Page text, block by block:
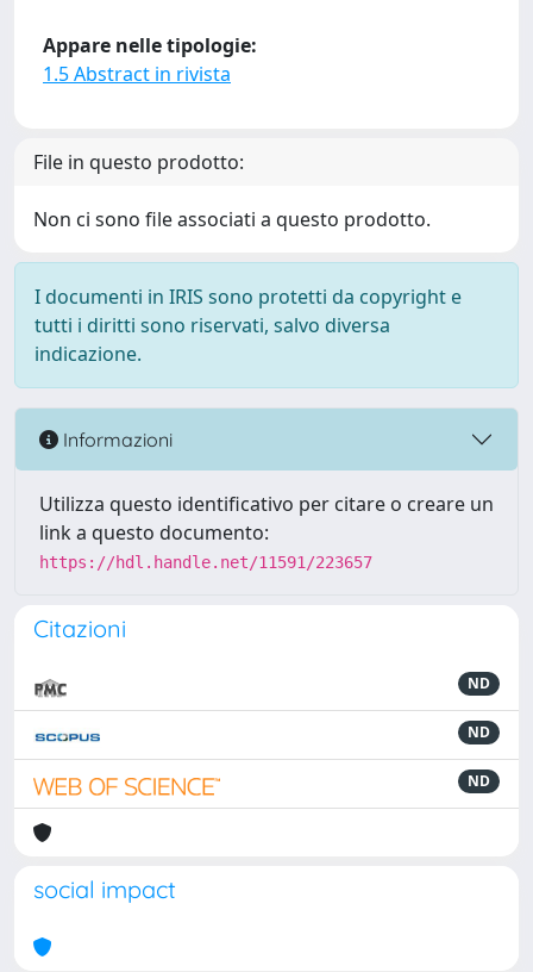
Appare nelle tipologie:
1.5 Abstract in rivista
File in questo prodotto:
Non ci sono file associati a questo prodotto.
I documenti in IRIS sono protetti da copyright e
tutti i diritti sono riservati, salvo diversa
indicazione.
Informazioni
Utilizza questo identificativo per citare o creare un
link a questo documento:
https://hdl.handle.net/11591/223657
Citazioni
ND
ND
ND
social impact